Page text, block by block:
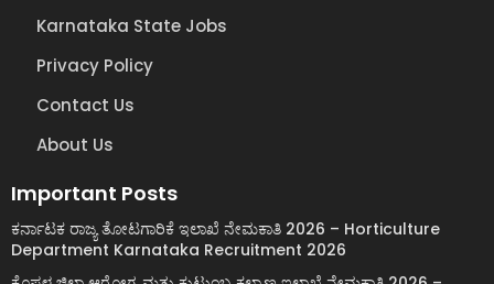
Karnataka State Jobs
Privacy Policy
Contact Us
About Us
Important Posts
ಕರ್ನಾಟಕ ರಾಜ್ಯ ತೋಟಗಾರಿಕೆ ಇಲಾಖೆ ನೇಮಕಾತಿ 2026 – Horticulture
Department Karnataka Recruitment 2026